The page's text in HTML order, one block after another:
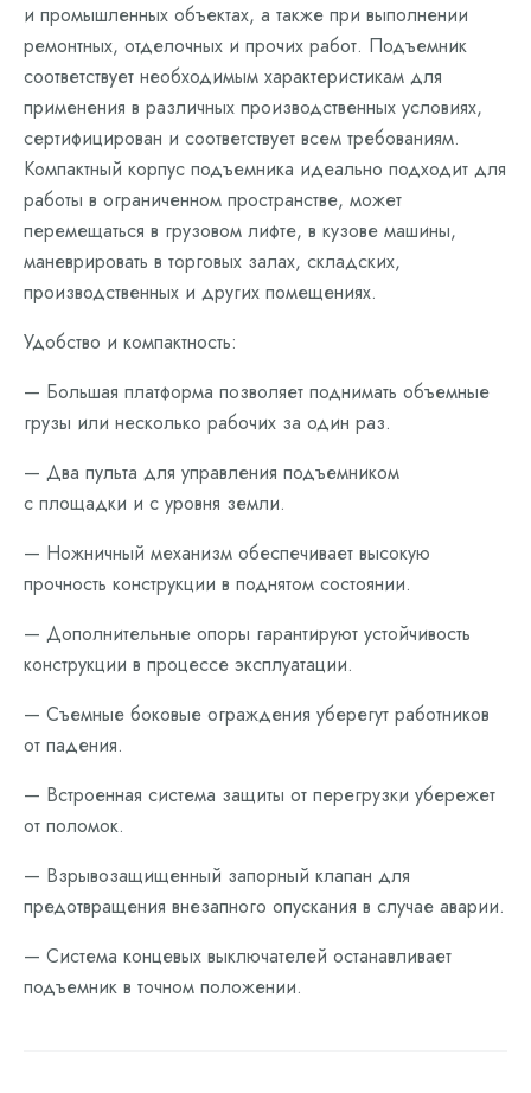
и промышленных объектах, а также при выполнении
ремонтных, отделочных и прочих работ. Подъемник
соответствует необходимым характеристикам для
применения в различных производственных условиях,
сертифицирован и соответствует всем требованиям.
Компактный корпус подъемника идеально подходит для
работы в ограниченном пространстве, может
перемещаться в грузовом лифте, в кузове машины,
маневрировать в торговых залах, складских,
производственных и других помещениях.
Удобство и компактность:
— Большая платформа позволяет поднимать объемные
грузы или несколько рабочих за один раз.
— Два пульта для управления подъемником
с площадки и с уровня земли.
— Ножничный механизм обеспечивает высокую
прочность конструкции в поднятом состоянии.
— Дополнительные опоры гарантируют устойчивость
конструкции в процессе эксплуатации.
— Съемные боковые ограждения уберегут работников
от падения.
— Встроенная система защиты от перегрузки убережет
от поломок.
— Взрывозащищенный запорный клапан для
предотвращения внезапного опускания в случае аварии.
— Система концевых выключателей останавливает
подъемник в точном положении.